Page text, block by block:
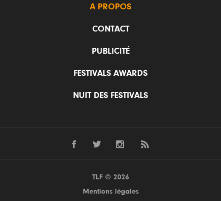
A PROPOS
CONTACT
PUBLICITÉ
FESTIVALS AWARDS
NUIT DES FESTIVALS
TLF © 2026
Mentions légales